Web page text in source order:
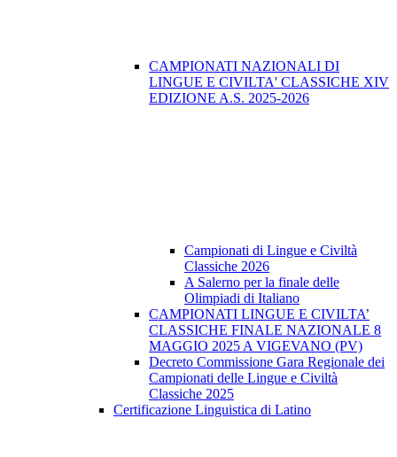
CAMPIONATI NAZIONALI DI
LINGUE E CIVILTA' CLASSICHE XIV
EDIZIONE A.S. 2025-2026
Campionati di Lingue e Civiltà
Classiche 2026
A Salerno per la finale delle
Olimpiadi di Italiano
CAMPIONATI LINGUE E CIVILTA’
CLASSICHE FINALE NAZIONALE 8
MAGGIO 2025 A VIGEVANO (PV)
Decreto Commissione Gara Regionale dei
Campionati delle Lingue e Civiltà
Classiche 2025
Certificazione Linguistica di Latino